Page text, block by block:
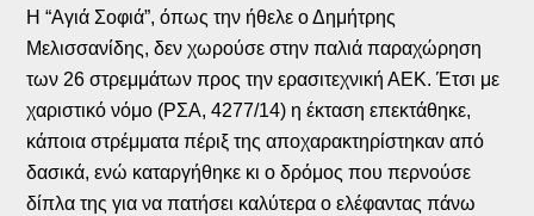
Η “Αγιά Σοφιά”, όπως την ήθελε ο Δημήτρης
Μελισσανίδης, δεν χωρούσε στην παλιά παραχώρηση
των 26 στρεμμάτων προς την ερασιτεχνική ΑΕΚ. Έτσι με
χαριστικό νόμο (ΡΣΑ, 4277/14) η έκταση επεκτάθηκε,
κάποια στρέμματα πέριξ της αποχαρακτηρίστηκαν από
δασικά, ενώ καταργήθηκε κι ο δρόμος που περνούσε
δίπλα της για να πατήσει καλύτερα ο ελέφαντας πάνω